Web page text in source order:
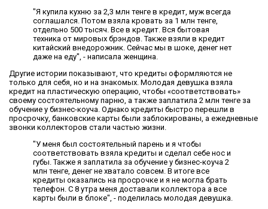
"Я купила кухню за 2,3 млн тенге в кредит, муж всегда
соглашался. Потом взяла кровать за 1 млн тенге,
отдельно 500 тысяч. Все в кредит. Вся бытовая
техника от мировых брэндов. Также взяли в кредит
китайский внедорожник. Сейчас мы в шоке, денег нет
даже на еду", - написала женщина.
Другие истории показывают, что кредиты оформляются не
только для себя, но и на знакомых. Молодая девушка взяла
кредит на пластическую операцию, чтобы «соответствовать»
своему состоятельному парню, а также заплатила 2 млн тенге за
обучение у бизнес-коуча. Однако кредиты быстро перешли в
просрочку, банковские карты были заблокированы, а ежедневные
звонки коллекторов стали частью жизни.
"У меня был состоятельный парень и я чтобы
соответствовать взяла кредиты и сделал себе нос и
губы. Также я заплатила за обучение у бизнес-коуча 2
млн тенге, денег не хватало совсем. В итоге все
кредиты оказались на просрочке и я не могла брать
телефон. С 8 утра меня доставали коллектора а все
карты были в блоке", - поделилась молодая девушка.